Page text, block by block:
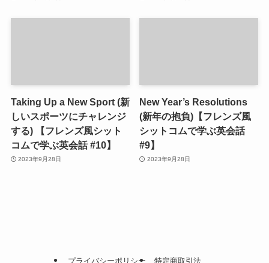
Taking Up a New Sport (新
しいスポーツにチャレンジ
する) 【フレンズ風シット
コムで学ぶ英会話 #10】
2023年9月28日
New Year’s Resolutions
(新年の抱負)【フレンズ風
シットコムで学ぶ英会話
#9】
2023年9月28日
プライバシーポリシー 特定商取引法